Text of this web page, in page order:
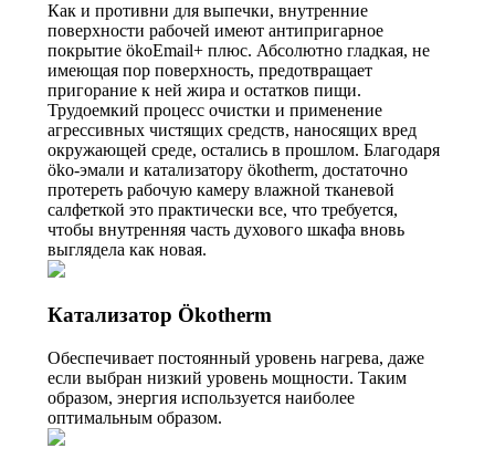
Как и противни для выпечки, внутренние
поверхности рабочей имеют антипригарное
покрытие ökoEmail+ плюс. Абсолютно гладкая, не
имеющая пор поверхность, предотвращает
пригорание к ней жира и остатков пищи.
Трудоемкий процесс очистки и применение
агрессивных чистящих средств, наносящих вред
окружающей среде, остались в прошлом. Благодаря
öko-эмали и катализатору ökotherm, достаточно
протереть рабочую камеру влажной тканевой
салфеткой это практически все, что требуется,
чтобы внутренняя часть духового шкафа вновь
выглядела как новая.
Катализатор Ökotherm
Обеспечивает постоянный уровень нагрева, даже
если выбран низкий уровень мощности. Таким
образом, энергия используется наиболее
оптимальным образом.